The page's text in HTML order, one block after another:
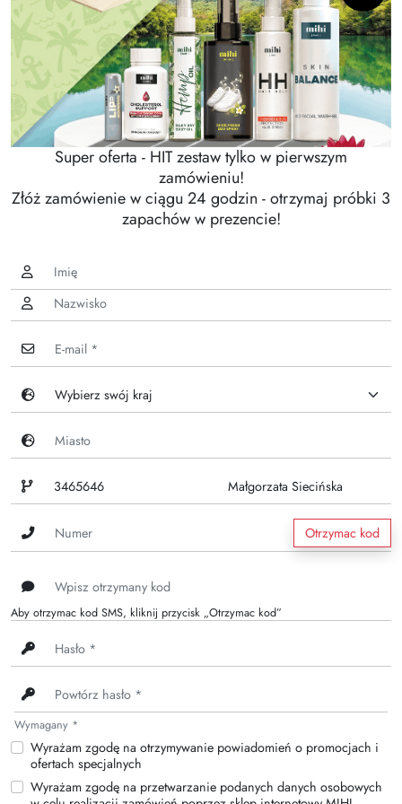
Super oferta - HIT zestaw tylko w pierwszym
zamówieniu!
Złóż zamówienie w ciągu 24 godzin - otrzymaj próbki 3
zapachów w prezencie!
Otrzymac kod
Aby otrzymac kod SMS, kliknij przycisk „Otrzymac kod”
Wymagany *
Wyrażam zgodę na otrzymywanie powiadomień o promocjach i
ofertach specjalnych
Wyrażam zgodę na przetwarzanie podanych danych osobowych